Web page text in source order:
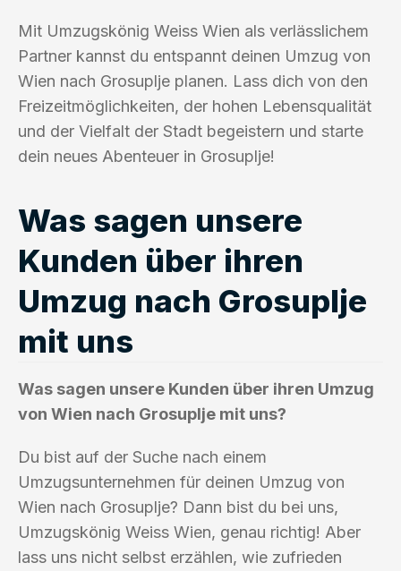
Mit Umzugskönig Weiss Wien als verlässlichem
Partner kannst du entspannt deinen Umzug von
Wien nach Grosuplje planen. Lass dich von den
Freizeitmöglichkeiten, der hohen Lebensqualität
und der Vielfalt der Stadt begeistern und starte
dein neues Abenteuer in Grosuplje!
Was sagen unsere
Kunden über ihren
Umzug nach Grosuplje
mit uns
Was sagen unsere Kunden über ihren Umzug
von Wien nach Grosuplje mit uns?
Du bist auf der Suche nach einem
Umzugsunternehmen für deinen Umzug von
Wien nach Grosuplje? Dann bist du bei uns,
Umzugskönig Weiss Wien, genau richtig! Aber
lass uns nicht selbst erzählen, wie zufrieden